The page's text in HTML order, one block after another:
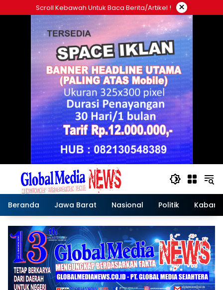
ke
Scroll Kebawah Untuk Baca Berita/artikel ! ×
Beranda Jawa Barat Nasional Politik Kabar